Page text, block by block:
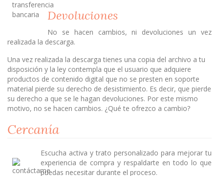
Devoluciones
No se hacen cambios, ni devoluciones un vez
realizada la descarga.
Una vez realizada la descarga tienes una copia del archivo a tu
disposición y la ley contempla que el usuario que adquiere
productos de contenido digital que no se presten en soporte
material pierde su derecho de desistimiento. Es decir, que pierde
su derecho a que se le hagan devoluciones. Por este mismo
motivo, no se hacen cambios. ¿Qué te ofrezco a cambio?
Cercanía
Escucha activa y trato personalizado para mejorar tu
experiencia de compra y respaldarte en todo lo que
puedas necesitar durante el proceso.